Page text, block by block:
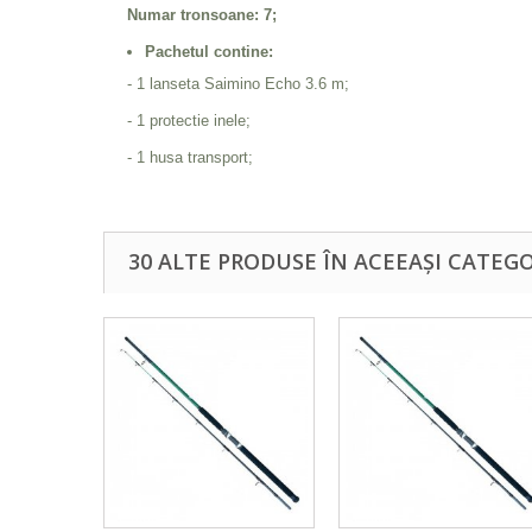
Numar tronsoane: 7;
Pachetul contine:
- 1 lanseta Saimino Echo 3.6 m;
- 1 protectie inele;
- 1 husa transport;
30 ALTE PRODUSE ÎN ACEEAȘI